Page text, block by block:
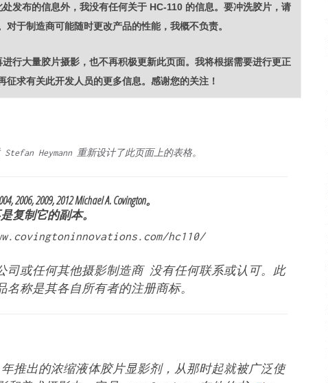
发布的信息外，我没有任何关于 HC-110 的信息。要冲洗胶片，请
于制造商可能随时更改产品的性能，我概不负责。
行大量胶片摄影，也不再积极更新此页面。我将根据需要进行更正
征求有关此开发人员的更多信息。感谢您的关注！
Stefan Heymann重新设计了此页面上的表格。
2009, 2012 Michael A. Covington。
复制它的副本。
hc110/
司或任何其他摄影制造商 没有任何联系或认可。此
名称是其各自所有者的注册商标。
推出的浓缩液体胶片显影剂，从那时起就被广泛使